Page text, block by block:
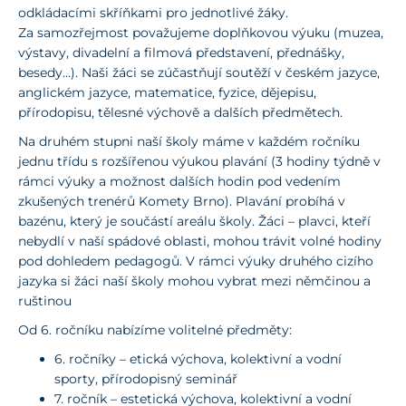
odkládacími skříňkami pro jednotlivé žáky.
Za samozřejmost považujeme doplňkovou výuku (muzea,
výstavy, divadelní a filmová představení, přednášky,
besedy…). Naši žáci se zúčastňují soutěží v českém jazyce,
anglickém jazyce, matematice, fyzice, dějepisu,
přírodopisu, tělesné výchově a dalších předmětech.
Na druhém stupni naší školy máme v každém ročníku
jednu třídu s rozšířenou výukou plavání (3 hodiny týdně v
rámci výuky a možnost dalších hodin pod vedením
zkušených trenérů Komety Brno). Plavání probíhá v
bazénu, který je součástí areálu školy. Žáci – plavci, kteří
nebydlí v naší spádové oblasti, mohou trávit volné hodiny
pod dohledem pedagogů. V rámci výuky druhého cizího
jazyka si žáci naší školy mohou vybrat mezi němčinou a
ruštinou
Od 6. ročníku nabízíme volitelné předměty:
6. ročníky – etická výchova, kolektivní a vodní
sporty, přírodopisný seminář
7. ročník – estetická výchova, kolektivní a vodní